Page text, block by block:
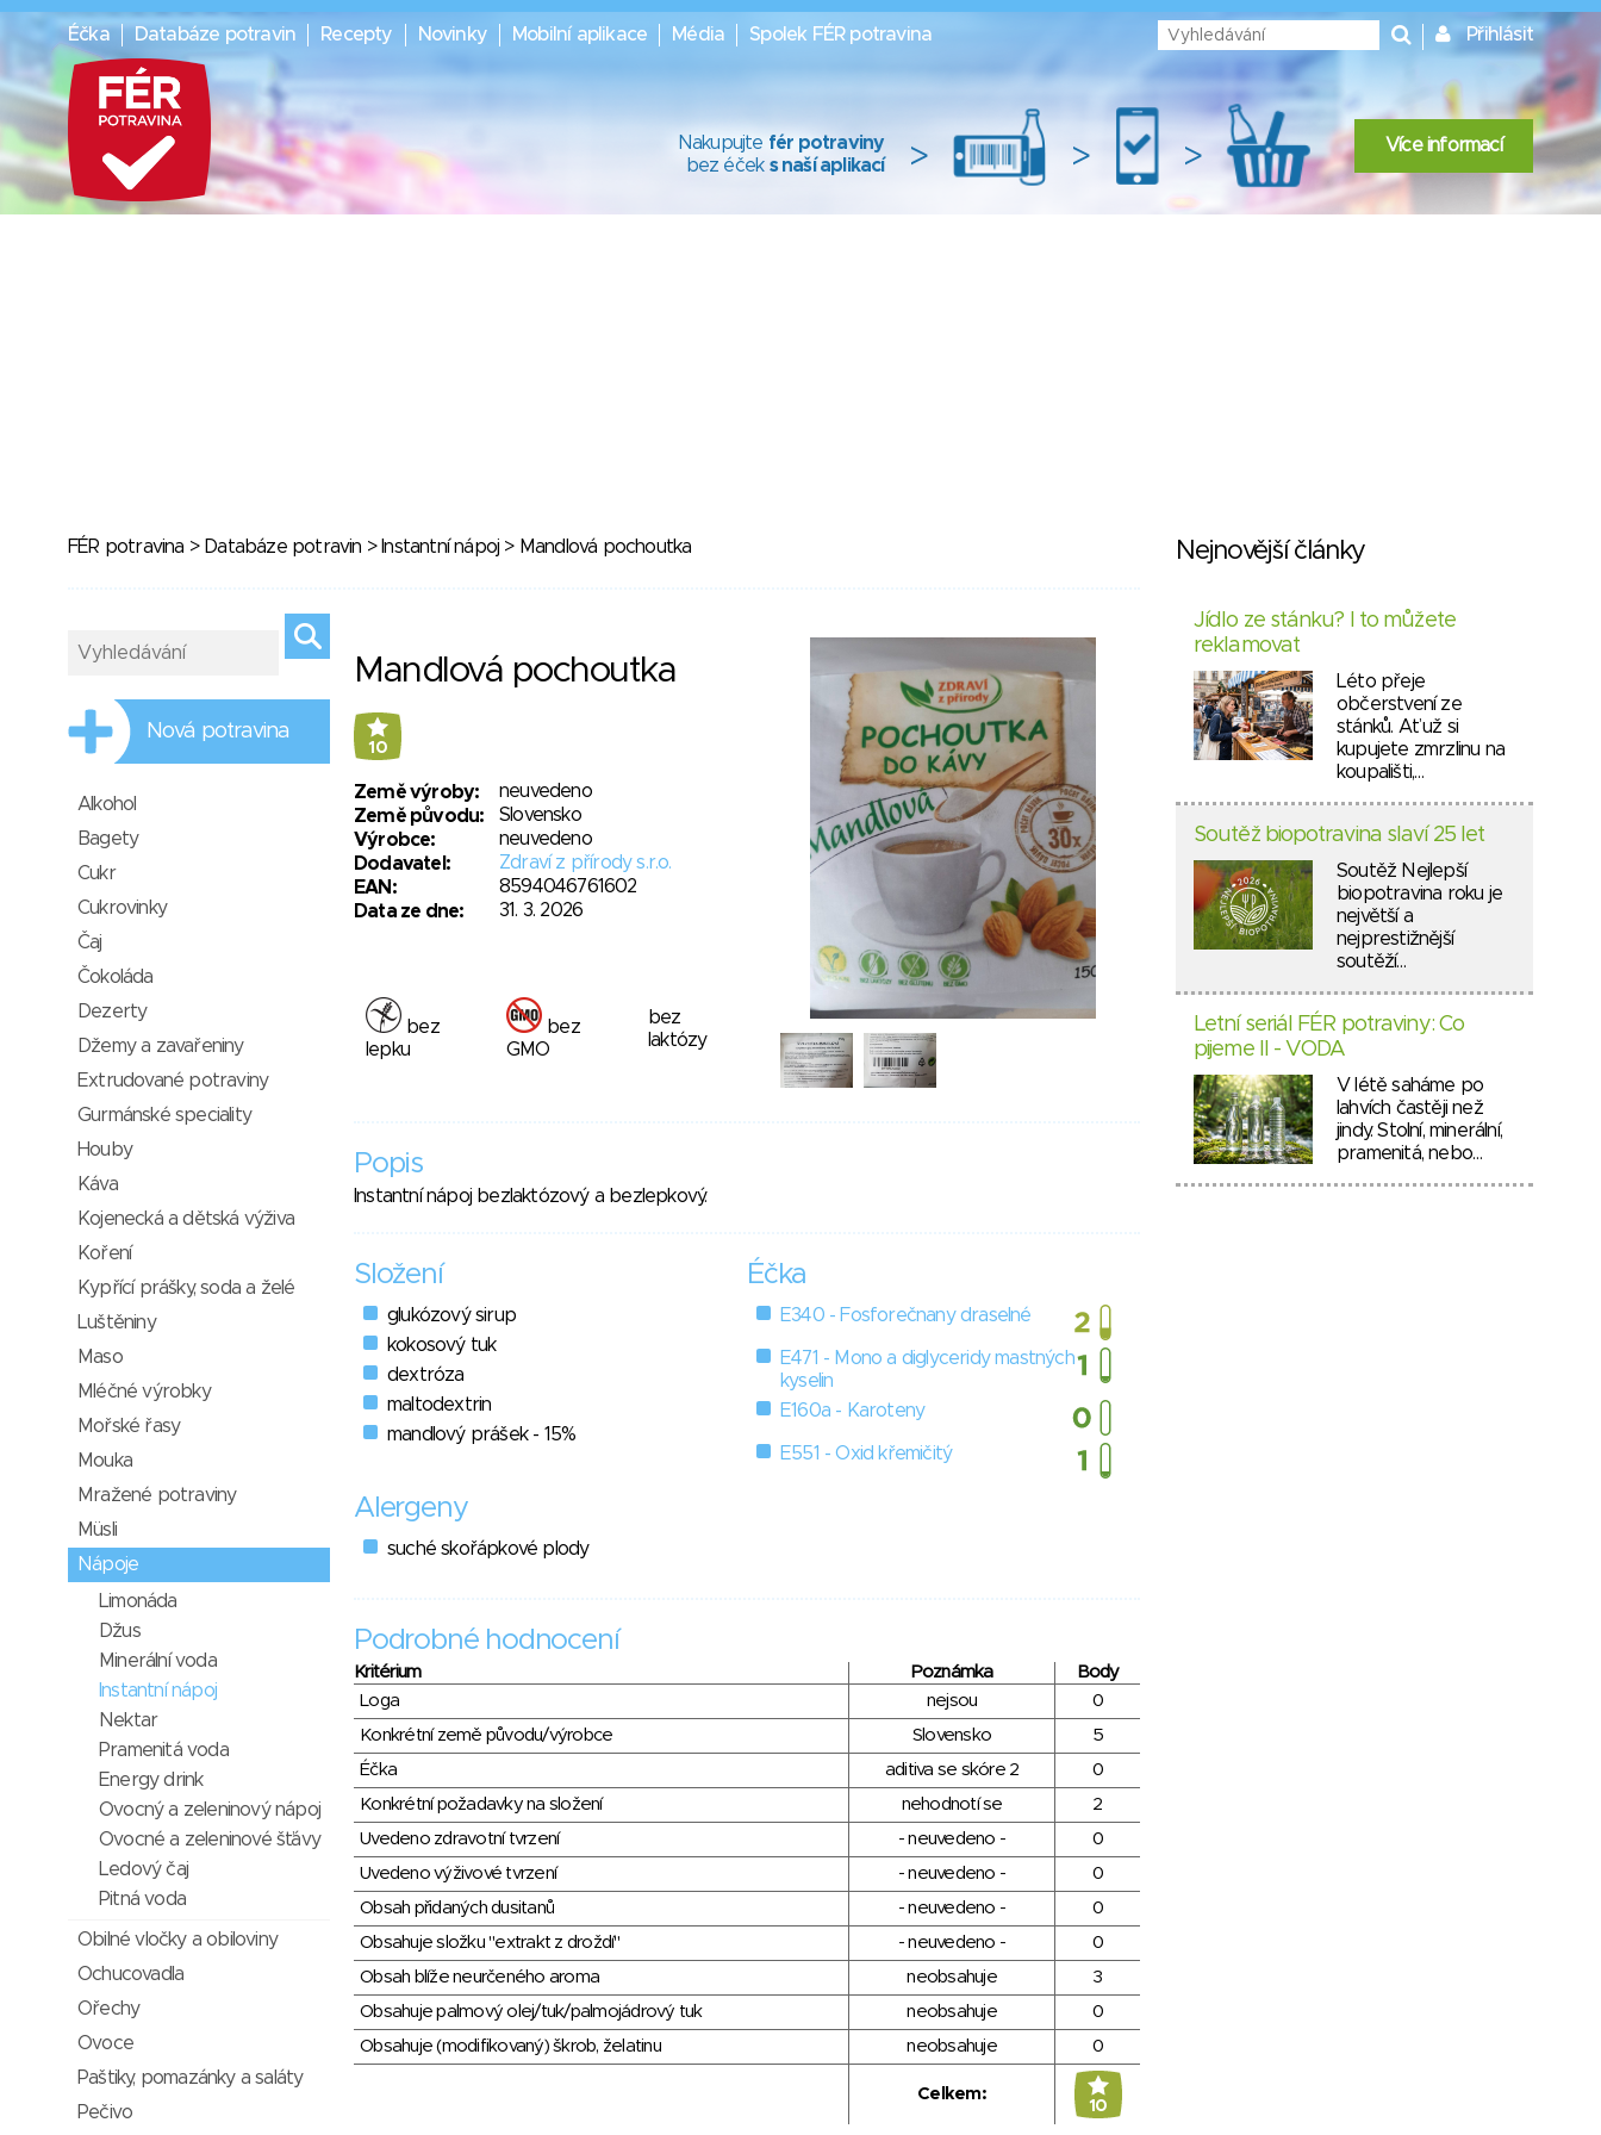
Éčka Databáze potravin Recepty Novinky Mobilní aplikace Média Spolek FÉR potravina Přihlásit
Nakupujte fér potraviny
bez éček s naší aplikací > > > Více informací
FÉR potravina > Databáze potravin > Instantní nápoj > Mandlová pochoutka
Mandlová pochoutka
10
Země výroby:
neuvedeno
Země původu:
Slovensko
Výrobce:
neuvedeno
Dodavatel:
Zdraví z přírody s.r.o.
EAN:
8594046761602
Data ze dne:
31. 3. 2026
bez
lepku
bez
GMO
bez
laktózy
Popis
Instantní nápoj bezlaktózový a bezlepkový.
Složení
glukózový sirup
kokosový tuk
dextróza
maltodextrin
mandlový prášek - 15%
Éčka
E340 - Fosforečnany draselné
E471 - Mono a diglyceridy mastných
kyselin
E160a - Karoteny
E551 - Oxid křemičitý
Alergeny
suché skořápkové plody
Podrobné hodnocení
Kritérium Poznámka
Body
Loga
nejsou
0
Konkrétní země původu/výrobce
Slovensko
5
Éčka
aditiva se skóre 2
0
Konkrétní požadavky na složení
nehodnotí se
2
Uvedeno zdravotní tvrzení
- neuvedeno -
0
Uvedeno výživové tvrzení
- neuvedeno -
0
Obsah přidaných dusitanů
- neuvedeno -
0
Obsahuje složku "extrakt z droždí"
- neuvedeno -
0
Obsah blíže neurčeného aroma
neobsahuje
3
Obsahuje palmový olej/tuk/palmojádrový tuk
neobsahuje
0
Obsahuje (modifikovaný) škrob, želatinu
neobsahuje 0
Celkem:
10
Nová potravina
Alkohol
Bagety
Cukr
Cukrovinky
Čaj
Čokoláda
Dezerty
Džemy a zavařeniny
Extrudované potraviny
Gurmánské speciality
Houby
Káva
Kojenecká a dětská výživa
Koření
Kypřící prášky, soda a želé
Luštěniny
Maso
Mléčné výrobky
Mořské řasy
Mouka
Mražené potraviny
Müsli
Nápoje
Limonáda
Džus
Minerální voda
Instantní nápoj
Nektar
Pramenitá voda
Energy drink
Ovocný a zeleninový nápoj
Ovocné a zeleninové šťávy
Ledový čaj
Pitná voda
Obilné vločky a obiloviny
Ochucovadla
Ořechy
Ovoce
Paštiky, pomazánky a saláty
Pečivo
Nejnovější články
Jídlo ze stánku? I to můžete
reklamovat
Léto přeje
občerstvení ze
stánků. Ať už si
kupujete zmrzlinu na
koupališti,…
Soutěž biopotravina slaví 25 let
Soutěž Nejlepší
biopotravina roku je
největší a
nejprestižnější
soutěží…
Letní seriál FÉR potraviny: Co
pijeme II - VODA
V létě saháme po
lahvích častěji než
jindy. Stolní, minerální,
pramenitá, nebo…